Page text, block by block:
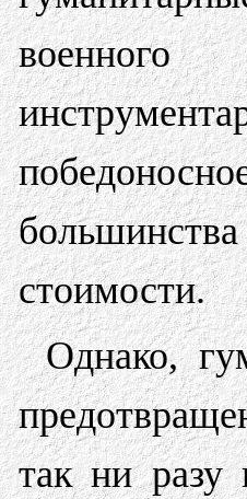
военного
стоимости.
Однако,
так ни разу